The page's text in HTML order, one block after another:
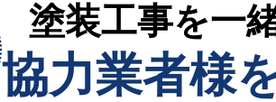
塗装工事を一
協力業者様